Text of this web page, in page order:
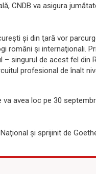
CNDB va asigura
şi din ţară vor
români şi internaţionali.
singurul de acest fel din
profesional de înalt
avea loc pe 30
şi sprijinit de